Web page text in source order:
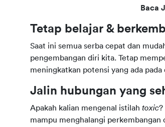
Baca
Tetap belajar &
Saat ini semua serba cepat dan
pengembangan diri kita. Tetap
meningkatkan potensi yang ada
Jalin hubungan yang
Apakah kalian mengenal istilah toxic?
mampu menghalangi perkembangan